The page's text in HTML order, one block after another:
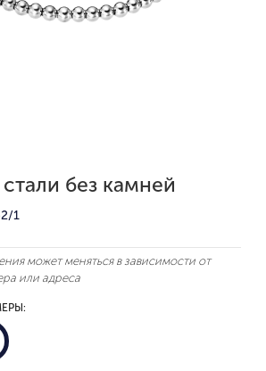
без камней
1
может меняться в зависимости от
или адреса